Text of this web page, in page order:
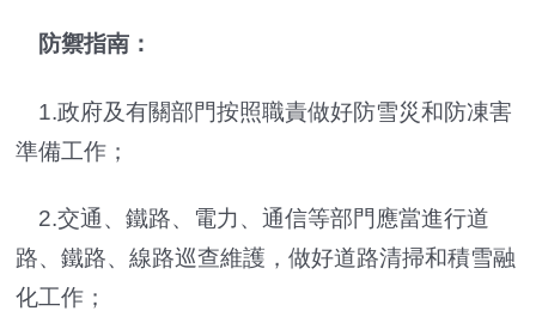
防禦指南：
1.政府及有關部門按照職責做好防雪災和防凍害
準備工作；
2.交通、鐵路、電力、通信等部門應當進行道
路、鐵路、線路巡查維護，做好道路清掃和積雪融
化工作；